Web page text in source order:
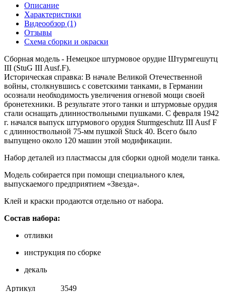
Описание
Характеристики
Видеообзор (1)
Отзывы
Схема сборки и окраски
Сборная модель - Немецкое штурмовое орудие Штурмгешутц
III (StuG III Ausf.F).
Историческая справка: В начале Великой Отечественной
войны, столкнувшись с советскими танками, в Германии
осознали необходимость увеличения огневой мощи своей
бронетехники. В результате этого танки и штурмовые орудия
стали оснащать длинноствольными пушками. С февраля 1942
г. начался выпуск штурмового орудия Sturmgeschutz III Ausf F
с длинноствольной 75-мм пушкой Stuck 40. Всего было
выпущено около 120 машин этой модификации.
Набор деталей из пластмассы для сборки одной модели танка.
Модель собирается при помощи специального клея,
выпускаемого предприятием «Звезда».
Клей и краски продаются отдельно от набора.
Состав набора:
отливки
инструкция по сборке
декаль
Артикул 3549